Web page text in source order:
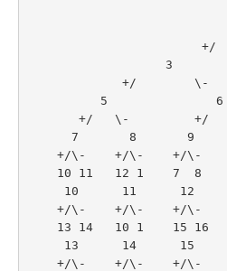
+/
5
+/   \-         +/
7       8       9
    +/\-    +/\-    +/\-
    10 11   12 1    7  8
     10      11      12
    +/\-    +/\-    +/\-
    13 14   10 1    15 16
13      14      15
+/\-    +/\-    +/\-